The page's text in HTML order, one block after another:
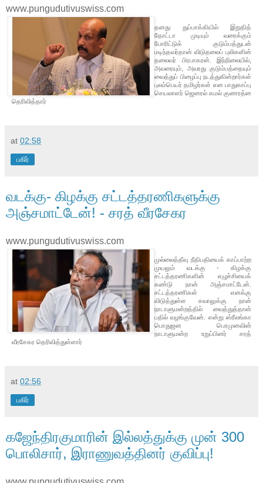
www.pungudutivuswiss.com
தனது துப்பாக்கியில் இறுதித்
தோட்டா முடியும் வரைக்கும்
போரிட்டுக் குடும்பத்துடன்
மடிந்தவர்தான் விடுதலைப் புலிகளின்
தலைவர் பிரபாகரன். இந்நிலையில்,
அவரையும், அவரது குடும்பத்தையும்
வைத்துப் பிழைப்பு நடத்துகின்றார்கள்
புலம்பெயர் தமிழர்கள் என பாதுகாப்பு
செயலாளர் ஜெனரல் கமல் குணரத்ன
தெரிவித்தார்
at 02:58
பகிர்
வடக்கு- கிழக்கு சட்டத்தரணிகளுக்கு
அஞ்சமாட்டேன்! - சரத் வீரசேகர
www.pungudutivuswiss.com
முல்லைத்தீவு நீதிபதியைக் காப்பாற்ற
முயலும் வடக்கு - கிழக்கு
சட்டத்தரணிகளின் எழுச்சியைக்
கண்டு நான் அஞ்சமாட்டேன்.
சட்டத்தரணிகள் எனக்கு
விடுத்துள்ள சவாலுக்கு நான்
நாடாளுமன்றத்தில் வைத்துத்தான்
பதில் வழங்குவேன். என்று ஸ்ரீலங்கா
பொதுஜன பெரமுனவின்
நாடாளுமன்ற உறுப்பினர் சரத்
வீரசேகர தெரிவித்துள்ளார்
at 02:56
பகிர்
கஜேந்திரகுமாரின் இல்லத்துக்கு முன் 300
பொலிசார், இராணுவத்தினர் குவிப்பு!